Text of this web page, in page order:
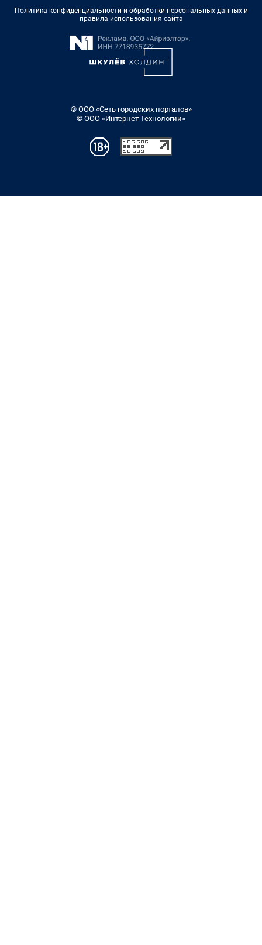
Политика конфиденциальности и обработки персональных данных и
правила использования сайта
© ООО «Сеть городских порталов»
© ООО «Интернет Технологии»